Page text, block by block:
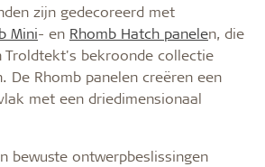
zijn gedecoreerd met
Mini- en Rhomb Hatch panelen, die
Troldtekt's bekroonde collectie
De Rhomb panelen creëren een
met een driedimensionaal
bewuste ontwerpbeslissingen